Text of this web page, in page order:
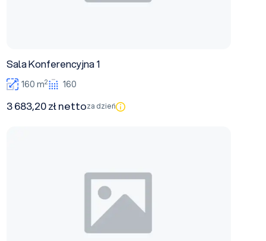
Sala Konferencyjna 1
160 m2 160
3 683,20 zł nettoza dzień